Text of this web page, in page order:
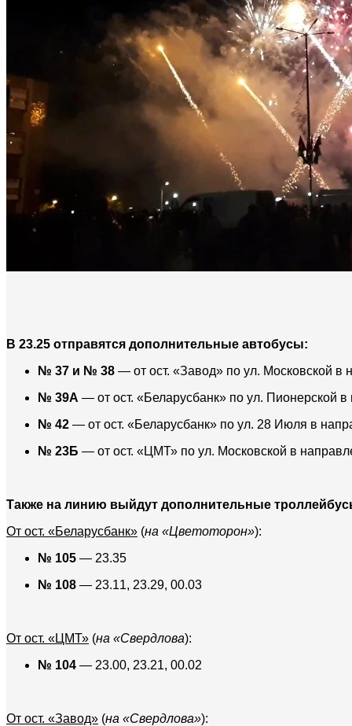
В 23.25 отправятся дополнительные автобусы:
№ 37 и № 38 — от ост. «Завод» по ул. Московской
№ 39А — от ост. «Беларусбанк» по ул. Пионерской
№ 42 — от ост. «Беларусбанк» по ул. 28 Июля в
№ 23Б — от ост. «ЦМТ» по ул. Московской в
Также на линию выйдут дополнительные
От ост. «Беларусбанк» (на «Цветоторон»):
№ 105 — 23.35
№ 108 — 23.11, 23.29, 00.03
От ост. «ЦМТ» (на «Свердлова):
№ 104 — 23.00, 23.21, 00.02
От ост. «Завод» (на «Свердлова»):